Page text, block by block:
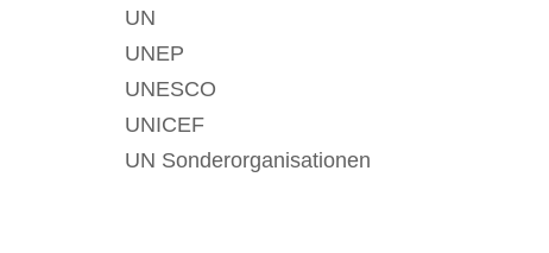
UN
UNEP
UNESCO
UNICEF
UN Sonderorganisationen